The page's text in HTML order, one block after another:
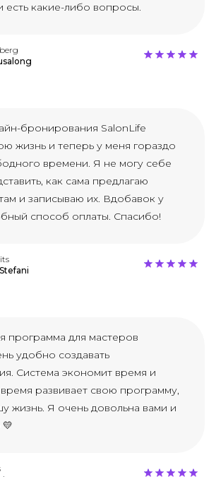
есть какие-либо вопросы.
бронирования SalonLife
жизнь и теперь у меня гораздо
времени. Я не могу себе
как сама предлагаю
и записываю их. Вдобавок у
способ оплаты. Спасибо!
программа для мастеров
удобно создавать
Система экономит время и
развивает свою программу,
жизнь. Я очень довольна вами и